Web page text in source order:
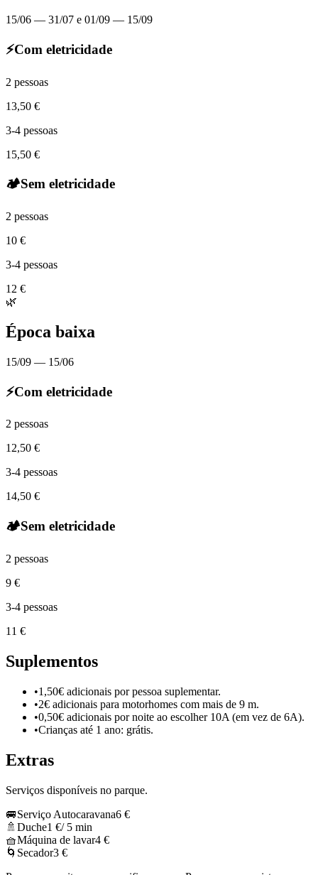
15/06 — 31/07 e 01/09 — 15/09
⚡Com eletricidade
2 pessoas
13,50 €
3-4 pessoas
15,50 €
🏕️Sem eletricidade
2 pessoas
10 €
3-4 pessoas
12 €
🌿
Época baixa
15/09 — 15/06
⚡Com eletricidade
2 pessoas
12,50 €
3-4 pessoas
14,50 €
🏕️Sem eletricidade
2 pessoas
9 €
3-4 pessoas
11 €
Suplementos
•1,50€ adicionais por pessoa suplementar.
•2€ adicionais para motorhomes com mais de 9 m.
•0,50€ adicionais por noite ao escolher 10A (em vez de 6A).
•Crianças até 1 ano: grátis.
Extras
Serviços disponíveis no parque.
🚐Serviço Autocaravana6 €
🚿 Duche1 €/ 5 min
🧺Máquina de lavar4 €
🌀 Secador3 €